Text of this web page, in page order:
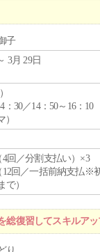
子
3月 29日
）
：30／14：50～16：10
）
4回／分割支払い）×3
12回／一括前納支払※
で）
総復習してスキルア